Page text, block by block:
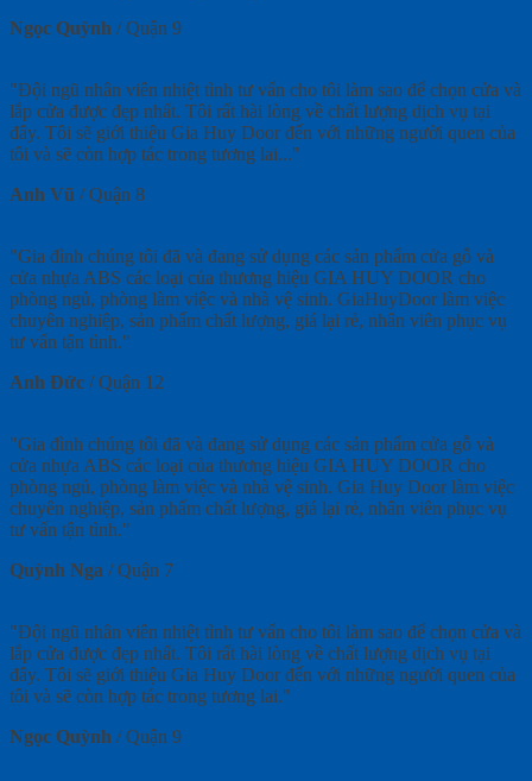
Ngọc Quỳnh /Quận 9
"Đội ngũ nhân viên nhiệt tình tư vấn cho tôi làm sao để chọn cửa và
lắp cửa được đẹp nhất. Tôi rất hài lòng về chất lượng dịch vụ tại
đây. Tôi sẽ giới thiệu Gia Huy Door đến với những người quen của
tôi và sẽ còn hợp tác trong tương lai..."
Anh Vũ /Quận 8
"Gia đình chúng tôi đã và đang sử dụng các sản phẩm cửa gỗ và
cửa nhựa ABS các loại của thương hiệu GIA HUY DOOR cho
phòng ngủ, phòng làm việc và nhà vệ sinh. GiaHuyDoor làm việc
chuyên nghiệp, sản phẩm chất lượng, giá lại rẻ, nhân viên phục vụ
tư vấn tận tình."
Anh Đức /Quận 12
"Gia đình chúng tôi đã và đang sử dụng các sản phẩm cửa gỗ và
cửa nhựa ABS các loại của thương hiệu GIA HUY DOOR cho
phòng ngủ, phòng làm việc và nhà vệ sinh. Gia Huy Door làm việc
chuyên nghiệp, sản phẩm chất lượng, giá lại rẻ, nhân viên phục vụ
tư vấn tận tình."
Quỳnh Nga /Quận 7
"Đội ngũ nhân viên nhiệt tình tư vấn cho tôi làm sao để chọn cửa và
lắp cửa được đẹp nhất. Tôi rất hài lòng về chất lượng dịch vụ tại
đây. Tôi sẽ giới thiệu Gia Huy Door đến với những người quen của
tôi và sẽ còn hợp tác trong tương lai."
Ngọc Quỳnh /Quận 9